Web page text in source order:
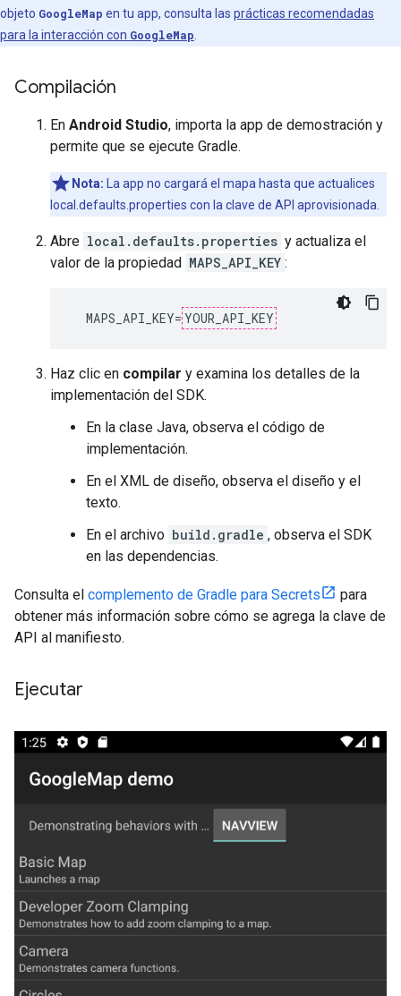
objeto GoogleMap en tu app, consulta las prácticas recomendadas
para la interacción con GoogleMap
Compilación
En Android Studio, importa la app de demostración y
permite que se ejecute Gradle.
Nota: La app no cargará el mapa hasta que actualices
local.defaults.properties con la clave de API aprovisionada.
Abre local.defaults.properties y actualiza el
valor de la propiedad MAPS_API_KEY :
  MAPS_API_KEY=
YOUR_API_KEY
Haz clic en compilar y examina los detalles de la
implementación del SDK.
En la clase Java, observa el código de
implementación.
En el XML de diseño, observa el diseño y el
texto.
En el archivo build.gradle , observa el SDK
en las dependencias.
Consulta el complemento de Gradle para Secrets
para
obtener más información sobre cómo se agrega la clave de
API al manifiesto.
Ejecutar